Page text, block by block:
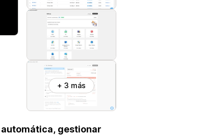
+ 3 más
gestionar